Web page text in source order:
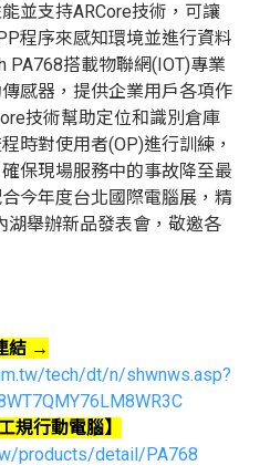
並支持ARCore技術，可讓
程序來感知環境並進行資料
PA768搭載物聯網(IOT)專業
感器，提供企業用戶各項作
技術幫助定位和識別倉庫
時對使用者(OP)進行訓練，
保現場服務中的事故降至最
今年度台北國際電腦展，精
舉辦新品發表會，敬邀各
結 →
tech/dt/n/shwnws.asp?
規行動電腦】
products/detail/PA768